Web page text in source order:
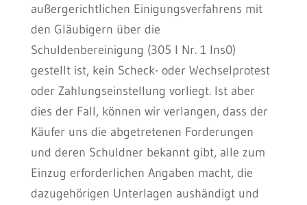
außergerichtlichen Einigungsverfahrens mit
den Gläubigern über die
Schuldenbereinigung (305 I Nr. 1 Ins0)
gestellt ist, kein Scheck- oder Wechselprotest
oder Zahlungseinstellung vorliegt. Ist aber
dies der Fall, können wir verlangen, dass der
Käufer uns die abgetretenen Forderungen
und deren Schuldner bekannt gibt, alle zum
Einzug erforderlichen Angaben macht, die
dazugehörigen Unterlagen aushändigt und